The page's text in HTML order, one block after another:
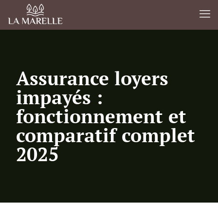
Assurance loyers
impayés :
fonctionnement et
comparatif complet
2025